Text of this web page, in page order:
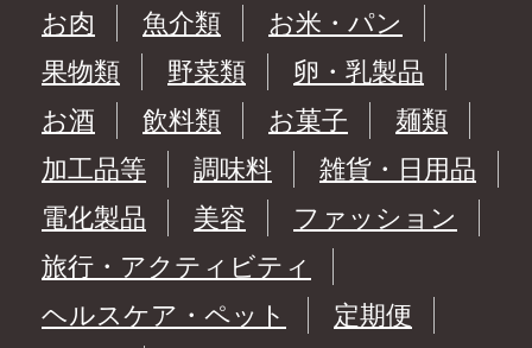
お肉
魚介類
お米・パン
果物類
野菜類
卵・乳製品
お酒
飲料類 お菓子
麺類
加工品等
調味料
雑貨・日用品
電化製品
美容
ファッション
旅行・アクティビティ
ヘルスケア・ペット
定期便